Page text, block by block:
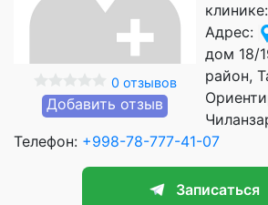
0 отзывов
Добавить отзыв
клинике:
Адрес:
дом 18/
район,
Телефон: +998-78-777-41-07
Записаться